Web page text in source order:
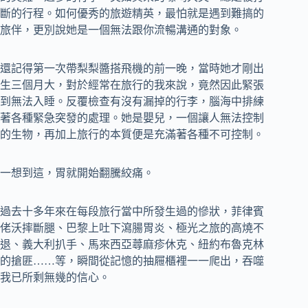
斷的行程。如何優秀的旅遊精英，最怕就是遇到難搞的
旅伴，更別說她是一個無法跟你流暢溝通的對象。
還記得第一次帶梨梨醬搭飛機的前一晚，當時她才剛出
生三個月大，對於經常在旅行的我來說，竟然因此緊張
到無法入睡。反覆檢查有沒有漏掉的行李，腦海中排練
著各種緊急突發的處理。她是嬰兒，一個讓人無法控制
的生物，再加上旅行的本質便是充滿著各種不可控制。
一想到這，胃就開始翻騰絞痛。
過去十多年來在每段旅行當中所發生過的慘狀，菲律賓
佬沃摔斷腿、巴黎上吐下瀉腸胃炎、極光之旅的高燒不
退、義大利扒手、馬來西亞蕁麻疹休克、紐約布魯克林
的搶匪……等，瞬間從記憶的抽屜櫃裡一一爬出，吞噬
我已所剩無幾的信心。